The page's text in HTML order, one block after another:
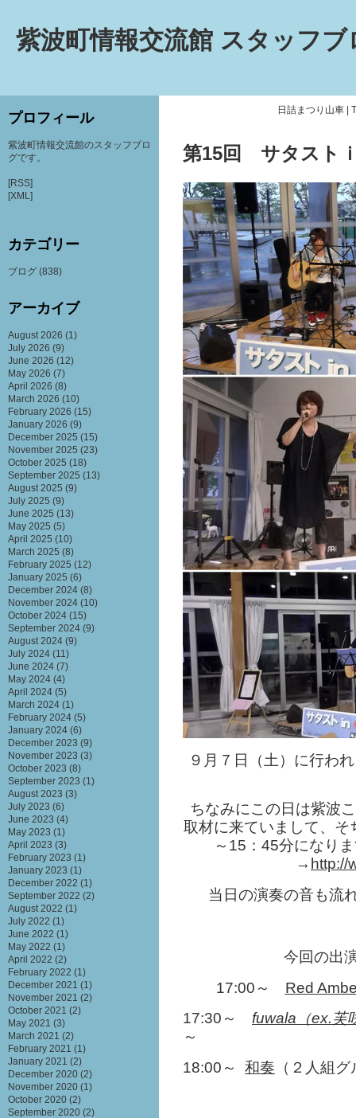
紫波町情報交流館 スタッフブ
日詰まつり山車
第15回 サタスト
９月７日（土）に行わ
ちなみにこの日は紫波
取材に来ていまして、
～15：45分になり
→ http://
当日の演奏の音も流
今回の出
17:00～ Red
17:30～ fuwala （ex.芙
～
18:00～ 和奏 （２人組
プロフィール
紫波町情報交流館のスタッフブロ
グです。
[RSS]
[XML]
カテゴリー
ブログ (838)
アーカイブ
August 2026 (1)
July 2026 (9)
June 2026 (12)
May 2026 (7)
April 2026 (8)
March 2026 (10)
February 2026 (15)
January 2026 (9)
December 2025 (15)
November 2025 (23)
October 2025 (18)
September 2025 (13)
August 2025 (9)
July 2025 (9)
June 2025 (13)
May 2025 (5)
April 2025 (10)
March 2025 (8)
February 2025 (12)
January 2025 (6)
December 2024 (8)
November 2024 (10)
October 2024 (15)
September 2024 (9)
August 2024 (9)
July 2024 (11)
June 2024 (7)
May 2024 (4)
April 2024 (5)
March 2024 (1)
February 2024 (5)
January 2024 (6)
December 2023 (9)
November 2023 (3)
October 2023 (8)
September 2023 (1)
August 2023 (3)
July 2023 (6)
June 2023 (4)
May 2023 (1)
April 2023 (3)
February 2023 (1)
January 2023 (1)
December 2022 (1)
September 2022 (2)
August 2022 (1)
July 2022 (1)
June 2022 (1)
May 2022 (1)
April 2022 (2)
February 2022 (1)
December 2021 (1)
November 2021 (2)
October 2021 (2)
May 2021 (3)
March 2021 (2)
February 2021 (1)
January 2021 (2)
December 2020 (2)
November 2020 (1)
October 2020 (2)
September 2020 (2)